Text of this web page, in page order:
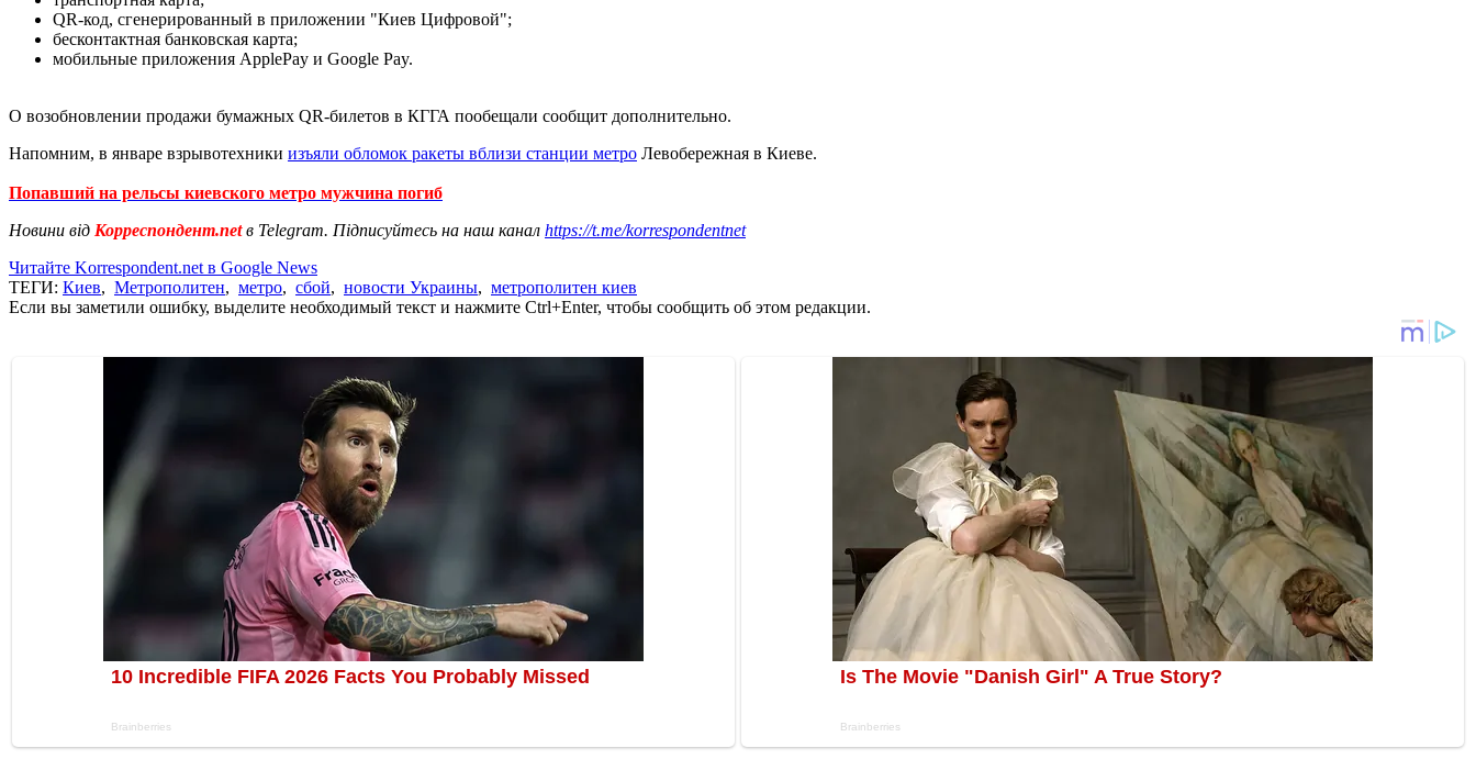
QR-код, сгенерированный в приложении "Киев Цифровой";
бесконтактная банковская карта;
мобильные приложения ApplePay и Google Pay.
О возобновлении продажи бумажных QR-билетов в КГГА пообещали сообщит дополнительно.
Напомним, в январе взрывотехники изъяли обломок ракеты вблизи станции метро Левобережная в Киеве.
Попавший на рельсы киевского метро мужчина погиб
Новини від Корреспондент.netв Telegram. Підписуйтесь на наш канал https://t.me/korrespondentnet
Читайте Korrespondent.net в Google News
ТЕГИ: Киев, Метрополитен, метро, сбой, новости Украины, метрополитен киев
Если вы заметили ошибку, выделите необходимый текст и нажмите Ctrl+Enter, чтобы сообщить об этом редакции.